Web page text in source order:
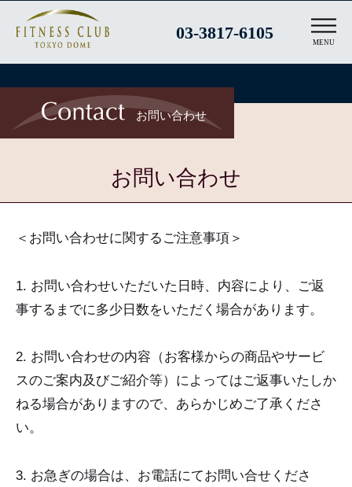
ッ
03-3817-6105 MENU
お問い合わせ
お問い合わせ
お
い
合
せ
＜お問い合わせに関するご注意事項＞
1. お問い合わせいただいた日時、内容により、ご返
事するまでに多少日数をいただく場合があります。
2. お問い合わせの内容（お客様からの商品やサービ
スのご案内及びご紹介等）によってはご返事いたしか
ねる場合がありますので、あらかじめご了承くださ
い。
3. お急ぎの場合は、お電話にてお問い合せくださ